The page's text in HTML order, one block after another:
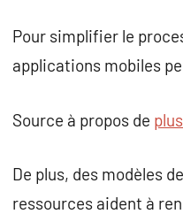
Pour simplifier le
applications mobiles
Source à propos de
De plus, des modèles
ressources aident à